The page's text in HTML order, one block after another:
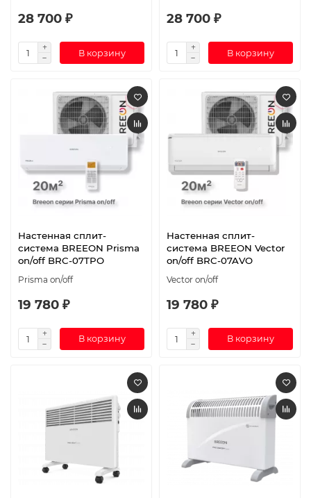
28 700 ₽
В корзину
28 700 ₽
В корзину
Настенная сплит-
система BREEON Prisma
on/off BRC-07TPO
Prisma on/off
19 780 ₽
В корзину
Настенная сплит-
система BREEON Vector
on/off BRC-07AVO
Vector on/off
19 780 ₽
В корзину